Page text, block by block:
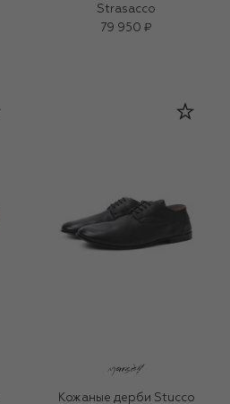
Strasacco
79 950 ₽
Кожаные дерби Stucco